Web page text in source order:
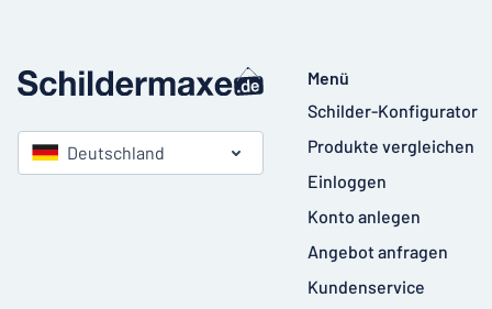
Deutschland
Menü
Schilder-Konfigurator
Produkte vergleichen
Einloggen
Konto anlegen
Angebot anfragen
Kundenservice